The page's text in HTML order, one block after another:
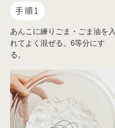
手順1
あんこに練りごま・ごま油を入
れてよく混ぜる。6等分にす
る。